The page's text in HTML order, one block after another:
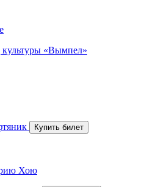
культуры «Вымпел»
Хою